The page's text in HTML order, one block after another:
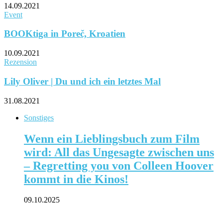
14.09.2021
Event
BOOKtiga in Poreč, Kroatien
10.09.2021
Rezension
Lily Oliver | Du und ich ein letztes Mal
31.08.2021
Sonstiges
Wenn ein Lieblingsbuch zum Film
wird: All das Ungesagte zwischen uns
– Regretting you von Colleen Hoover
kommt in die Kinos!
09.10.2025